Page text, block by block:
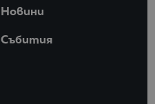
Новини
Събития